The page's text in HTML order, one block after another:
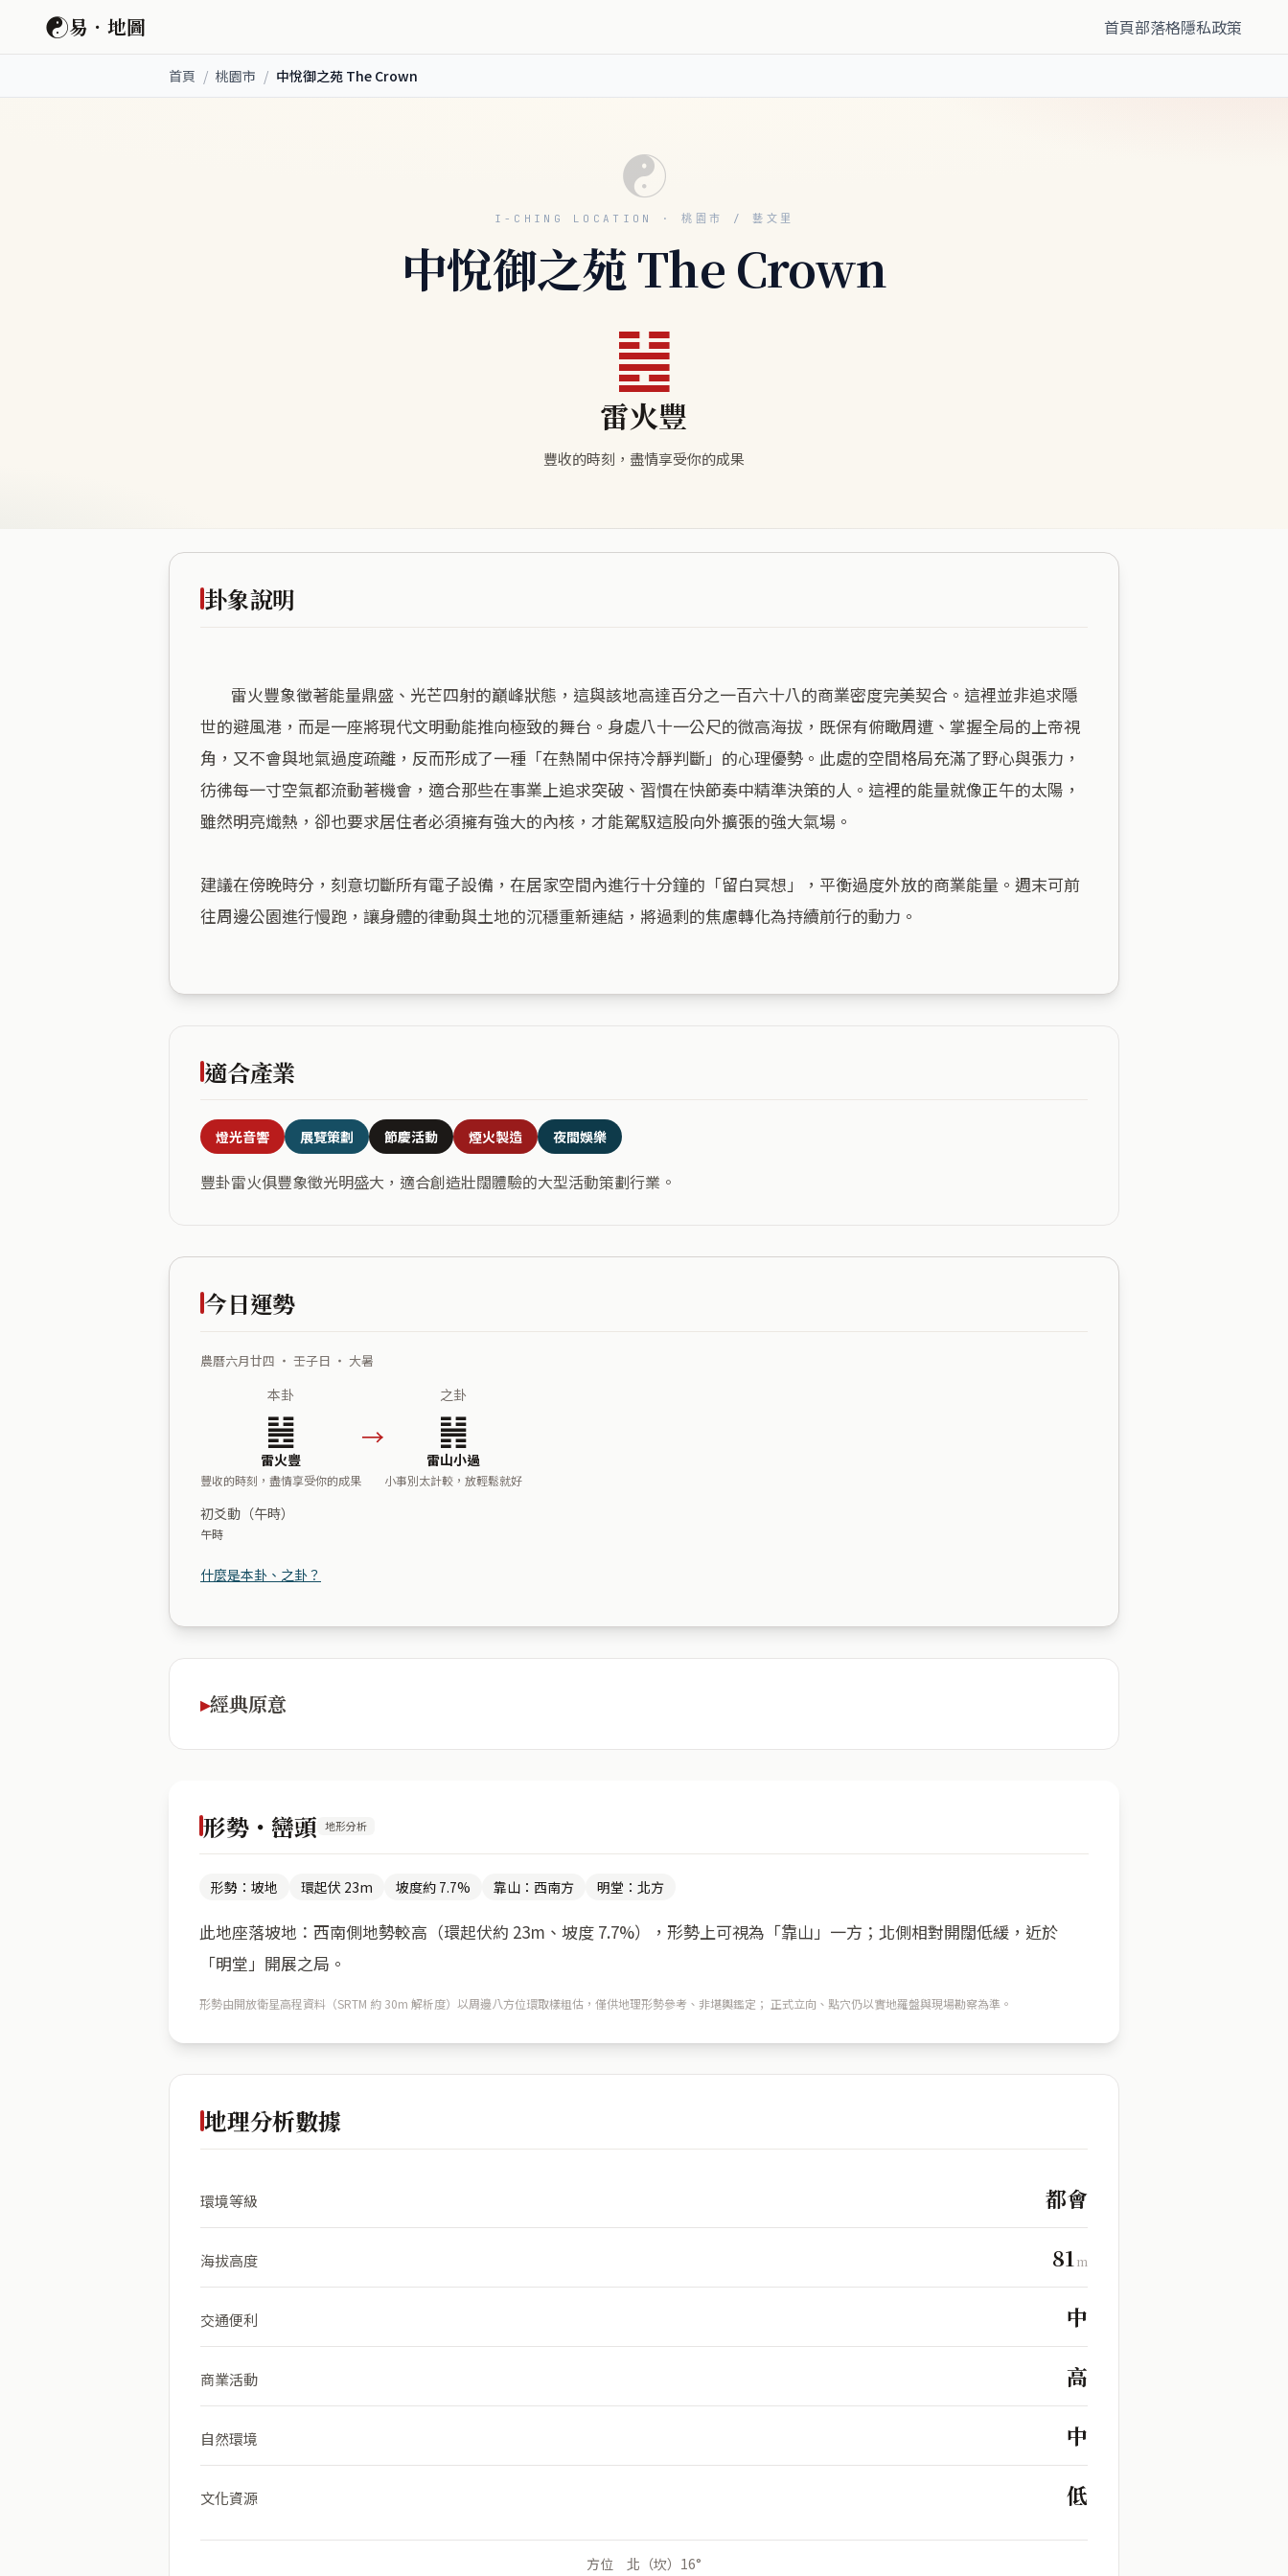
☯易．地圖 首頁部落格隱私政策
首頁 / 桃園市 / 中悅御之苑 The Crown
☯
I-CHING LOCATION · 桃園市 / 藝文里
中悅御之苑 The Crown
䷶
雷火豐
豐收的時刻，盡情享受你的成果
卦象說明
世的避風港，而是一座將現代文明動能推向極致的舞台。身處八十一公尺的微高海拔，既保有俯瞰周遭、掌握全局的上帝視
角，又不會與地氣過度疏離，反而形成了一種「在熱鬧中保持冷靜判斷」的心理優勢。此處的空間格局充滿了野心與張力，
彷彿每一寸空氣都流動著機會，適合那些在事業上追求突破、習慣在快節奏中精準決策的人。這裡的能量就像正午的太陽，
雖然明亮熾熱，卻也要求居住者必須擁有強大的內核，才能駕馭這股向外擴張的強大氣場。
建議在傍晚時分，刻意切斷所有電子設備，在居家空間內進行十分鐘的「留白冥想」，平衡過度外放的商業能量。週末可前
往周邊公園進行慢跑，讓身體的律動與土地的沉穩重新連結，將過剩的焦慮轉化為持續前行的動力。
適合產業
燈光音響 展覽策劃 節慶活動 煙火製造 夜間娛樂
豐卦雷火俱豐象徵光明盛大，適合創造壯闊體驗的大型活動策劃行業。
今日運勢
農曆六月廿四 ・ 壬子日 ・ 大暑
本卦
䷶
雷火豐
豐收的時刻，盡情享受你的成果
→
之卦
䷽
雷山小過
小事別太計較，放輕鬆就好
初爻動（午時）
午時
什麼是本卦、之卦？
經典原意
形勢・巒頭 地形分析
形勢：坡地 環起伏 23m 坡度約 7.7% 靠山：西南方 明堂：北方
此地座落坡地：西南側地勢較高（環起伏約 23m、坡度 7.7%），形勢上可視為「靠山」一方；北側相對開闊低緩，近於
「明堂」開展之局。
形勢由開放衛星高程資料（SRTM 約 30m 解析度）以周邊八方位環取樣粗估，僅供地理形勢參考、非堪輿鑑定； 正式立向、點穴仍以實地羅盤與現場勘察為準。
地理分析數據
環境等級 都會
海拔高度 81 m
交通便利 中
商業活動 高
自然環境 中
文化資源 低
方位 北（坎）16°